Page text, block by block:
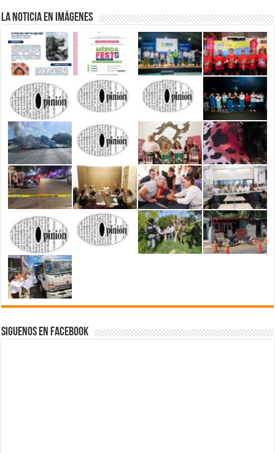
La Noticia en Imágenes
Siguenos en Facebook